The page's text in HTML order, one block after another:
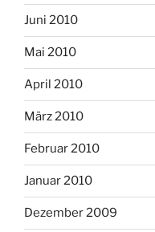
Juni 2010
Mai 2010
April 2010
März 2010
Februar 2010
Januar 2010
Dezember 2009